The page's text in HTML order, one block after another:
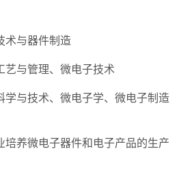
术与器件制造
艺与管理、微电子技术
学与技术、微电子学、微电子制造
培养微电子器件和电子产品的生产